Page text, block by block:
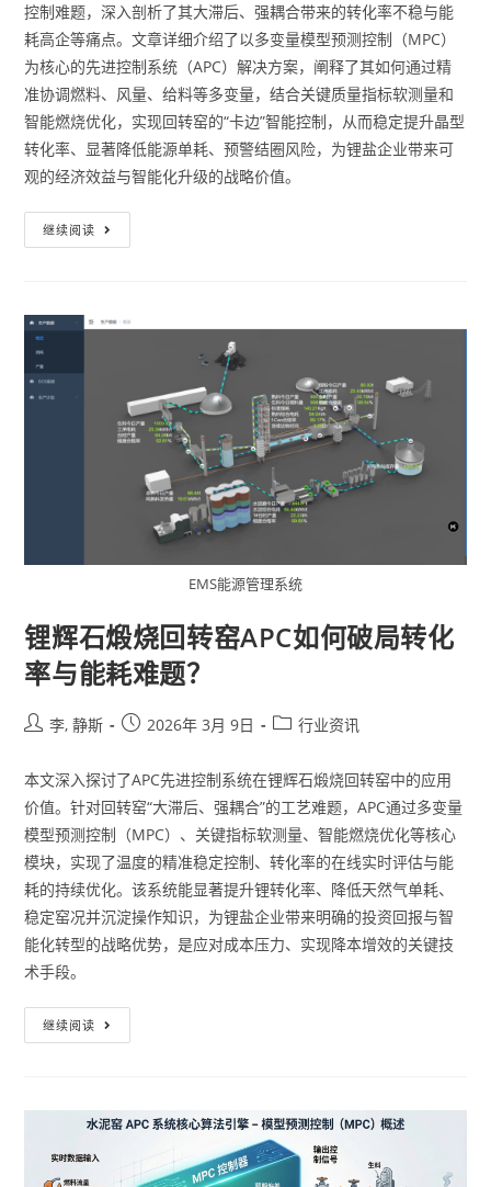
控制难题，深入剖析了其大滞后、强耦合带来的转化率不稳与能
耗高企等痛点。文章详细介绍了以多变量模型预测控制（MPC）
为核心的先进控制系统（APC）解决方案，阐释了其如何通过精
准协调燃料、风量、给料等多变量，结合关键质量指标软测量和
智能燃烧优化，实现回转窑的“卡边”智能控制，从而稳定提升晶型
转化率、显著降低能源单耗、预警结圈风险，为锂盐企业带来可
观的经济效益与智能化升级的战略价值。
继续阅读
EMS能源管理系统
锂辉石煅烧回转窑APC如何破局转化
率与能耗难题？
李, 静斯 2026年 3月 9日 行业资讯
本文深入探讨了APC先进控制系统在锂辉石煅烧回转窑中的应用
价值。针对回转窑“大滞后、强耦合”的工艺难题，APC通过多变量
模型预测控制（MPC）、关键指标软测量、智能燃烧优化等核心
模块，实现了温度的精准稳定控制、转化率的在线实时评估与能
耗的持续优化。该系统能显著提升锂转化率、降低天然气单耗、
稳定窑况并沉淀操作知识，为锂盐企业带来明确的投资回报与智
能化转型的战略优势，是应对成本压力、实现降本增效的关键技
术手段。
继续阅读